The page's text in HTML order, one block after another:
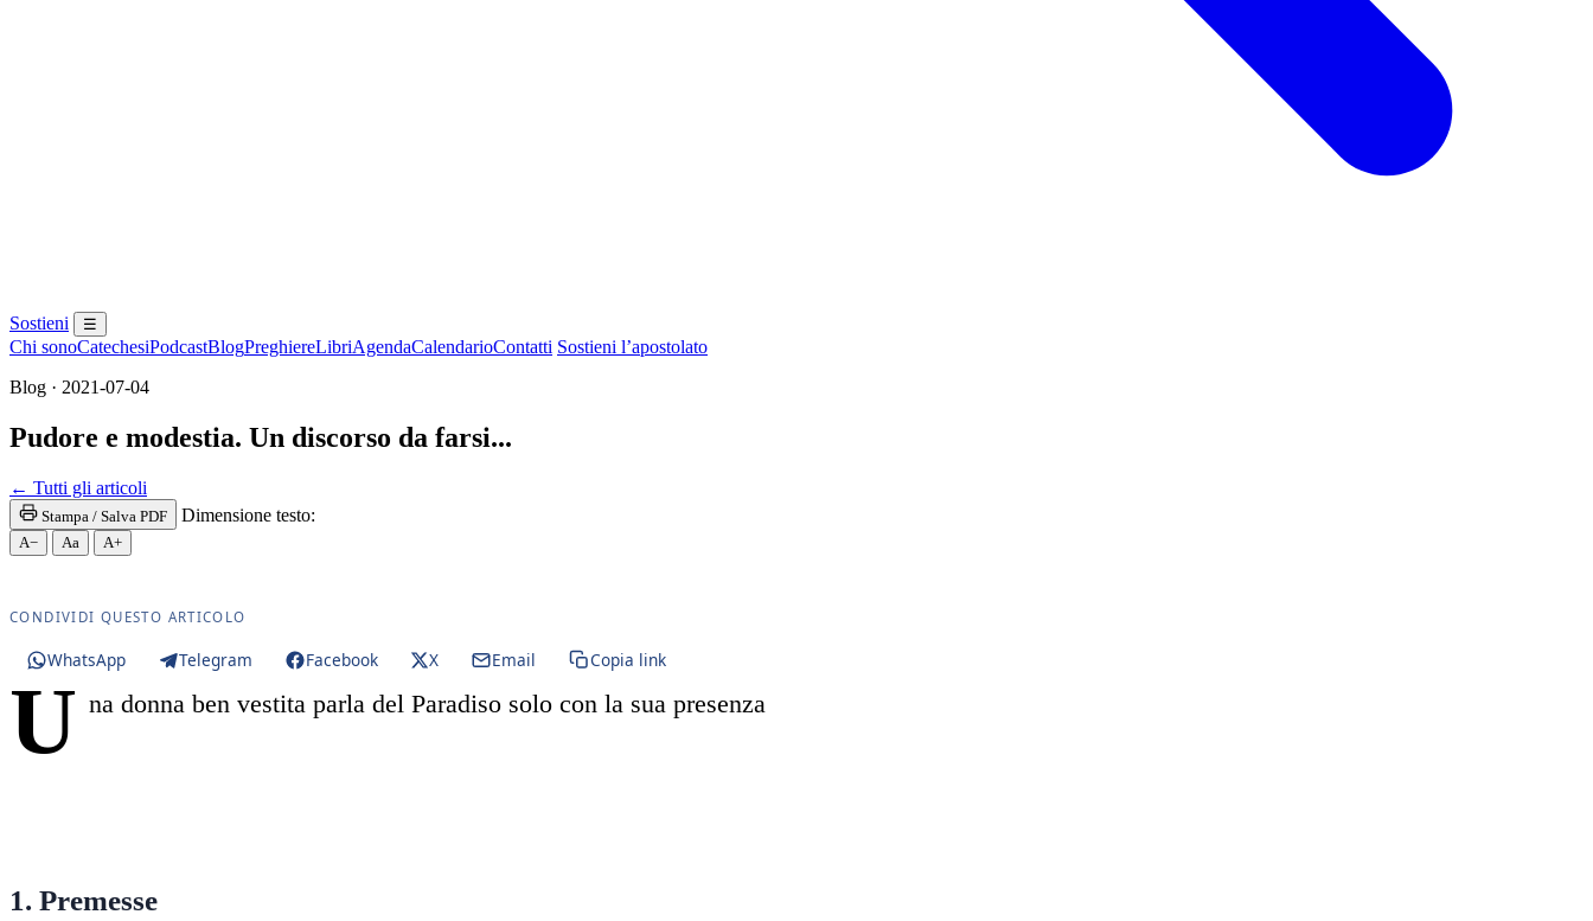
Sostieni ☰
Chi sonoCatechesiPodcastBlogPreghiereLibriAgendaCalendarioContatti Sostieni l’apostolato
Blog · 2021-07-04
Pudore e modestia. Un discorso da farsi...
← Tutti gli articoli
Stampa / Salva PDF Dimensione testo:
A− Aa A+
CONDIVIDI QUESTO ARTICOLO
WhatsApp Telegram Facebook X Email Copia link
U na donna ben vestita parla del Paradiso solo con la sua presenza
1. Premesse